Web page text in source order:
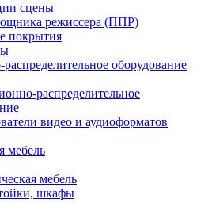
сцены
режиссера (ППР)
покрытия
оборудование
распределительное
видео и аудиоформатов
мебель
мебель
шкафы